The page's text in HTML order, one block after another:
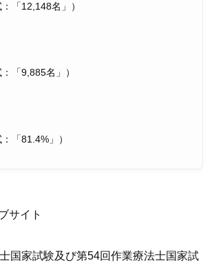
12,148名 ）
9,885名 ）
81.4% ）
サイト
国家試験及び第54回作業療法士国家試